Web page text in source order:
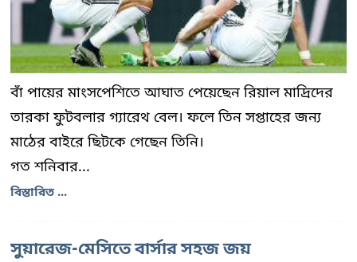
বাঁ পায়ের মাংসপেশিতে আঘাত পেয়েছেন রিয়াল মাদ্রিদের
তারকা ফুটবলার গ্যারেথ বেল। ফলে তিন সপ্তাহের জন্য
মাঠের বাইরে ছিটকে গেছেন তিনি।
গত শনিবার...
বিস্তারিত ...
সুয়ারেজ-মেসিতে বার্সার সহজ জয়